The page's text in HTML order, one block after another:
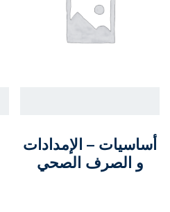
أساسيات – الإمدادات
و الصرف الصحي